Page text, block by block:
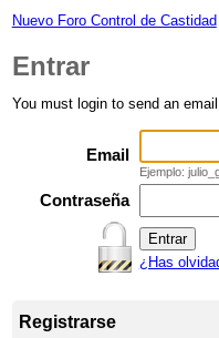
Nuevo Foro Control de Castidad
Entrar
You must login to send an
Email
Ejemplo:
Contraseña
¿Has
Registrarse